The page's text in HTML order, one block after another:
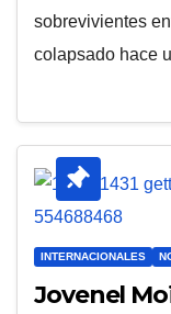
sobrevivientes
colapsado hace
INTERNACIONALES
Jovenel